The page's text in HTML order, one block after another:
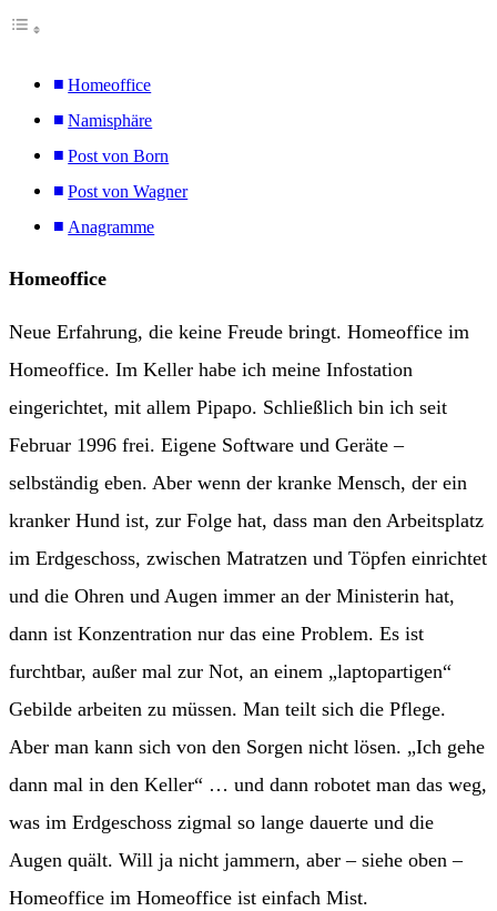
Homeoffice
Namisphäre
Post von Born
Post von Wagner
Anagramme
Homeoffice
Neue Erfahrung, die keine Freude bringt. Homeoffice im
Homeoffice. Im Keller habe ich meine Infostation
eingerichtet, mit allem Pipapo. Schließlich bin ich seit
Februar 1996 frei. Eigene Software und Geräte –
selbständig eben. Aber wenn der kranke Mensch, der ein
kranker Hund ist, zur Folge hat, dass man den Arbeitsplatz
im Erdgeschoss, zwischen Matratzen und Töpfen einrichtet
und die Ohren und Augen immer an der Ministerin hat,
dann ist Konzentration nur das eine Problem. Es ist
furchtbar, außer mal zur Not, an einem „laptopartigen“
Gebilde arbeiten zu müssen. Man teilt sich die Pflege.
Aber man kann sich von den Sorgen nicht lösen. „Ich gehe
dann mal in den Keller“ … und dann robotet man das weg,
was im Erdgeschoss zigmal so lange dauerte und die
Augen quält. Will ja nicht jammern, aber – siehe oben –
Homeoffice im Homeoffice ist einfach Mist.